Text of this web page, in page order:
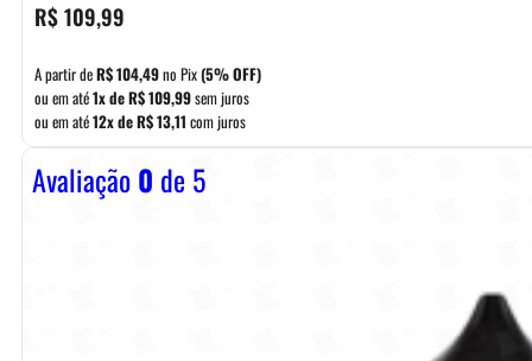
R$109,99
A partir deR$104,49no Pix(5% OFF)
ou em até1x deR$109,99sem juros
ou em até12x deR$13,11 com juros
Avaliação0 de 5